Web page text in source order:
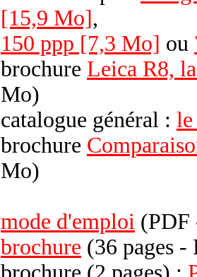
[15,9 Mo],
150 ppp [7,3 Mo] ou
brochure Leica R8,
Mo)
catalogue général :
brochure
Mo)
mode d'emploi (PDF
brochure (36 pages